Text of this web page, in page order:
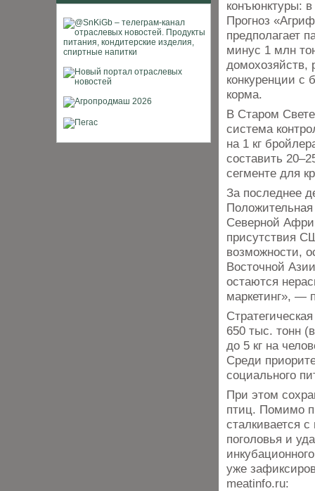
конъюнктуры:
Прогноз
предполагает
минус 1 млн
домохозяйств,
конкуренции с
корма.
В Старом Свете
система
на 1 кг
составить
сегменте для
За последнее
Северной
присутствия
возможности,
Восточной
остаются
маркетинг», —
650 тыс. тонн
до 5 кг на
Среди
социального
При этом
птиц. Помимо
сталкивается
поголовья и
уже
meatinfo.ru: